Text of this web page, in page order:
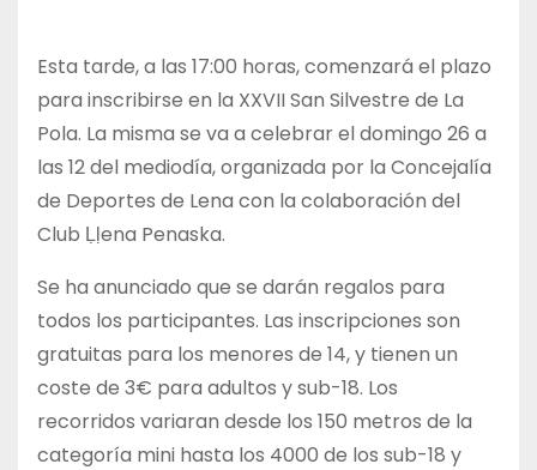
Esta tarde, a las 17:00 horas, comenzará el plazo
para inscribirse en la XXVII San Silvestre de La
Pola. La misma se va a celebrar el domingo 26 a
las 12 del mediodía, organizada por la Concejalía
de Deportes de Lena con la colaboración del
Club Ḷḷena Penaska.
Se ha anunciado que se darán regalos para
todos los participantes. Las inscripciones son
gratuitas para los menores de 14, y tienen un
coste de 3€ para adultos y sub-18. Los
recorridos variaran desde los 150 metros de la
categoría mini hasta los 4000 de los sub-18 y